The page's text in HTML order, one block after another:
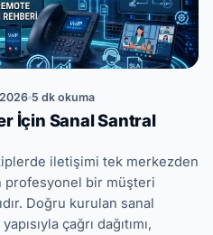
5 dk okuma
İçin Sanal Santral
iletişimi tek merkezden
profesyonel bir müşteri
Doğru kurulan sanal
çağrı dağıtımı,